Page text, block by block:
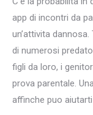
app di incontri da
un’attivita
di numerosi
figli da loro, i
prova parentale.
affinche puo